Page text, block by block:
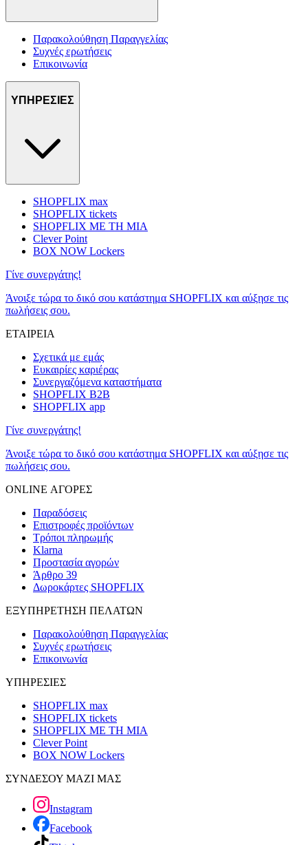
Παρακολούθηση Παραγγελίας
Συχνές ερωτήσεις
Επικοινωνία
ΥΠΗΡΕΣΙΕΣ
SHOPFLIX max
SHOPFLIX tickets
SHOPFLIX ΜΕ ΤΗ ΜΙΑ
Clever Point
BOX NOW Lockers
Γίνε συνεργάτης!
Άνοιξε τώρα το δικό σου κατάστημα SHOPFLIX και αύξησε τις
πωλήσεις σου.
ΕΤΑΙΡΕΙΑ
Σχετικά με εμάς
Ευκαιρίες καριέρας
Συνεργαζόμενα καταστήματα
SHOPFLIX B2B
SHOPFLIX app
Γίνε συνεργάτης!
Άνοιξε τώρα το δικό σου κατάστημα SHOPFLIX και αύξησε τις
πωλήσεις σου.
ONLINE ΑΓΟΡΕΣ
Παραδόσεις
Επιστροφές προϊόντων
Τρόποι πληρωμής
Klarna
Προστασία αγορών
Άρθρο 39
Δωροκάρτες SHOPFLIX
ΕΞΥΠΗΡΕΤΗΣΗ ΠΕΛΑΤΩΝ
Παρακολούθηση Παραγγελίας
Συχνές ερωτήσεις
Επικοινωνία
ΥΠΗΡΕΣΙΕΣ
SHOPFLIX max
SHOPFLIX tickets
SHOPFLIX ΜΕ ΤΗ ΜΙΑ
Clever Point
BOX NOW Lockers
ΣΥΝΔΕΣΟΥ ΜΑΖΙ ΜΑΣ
Instagram
Facebook